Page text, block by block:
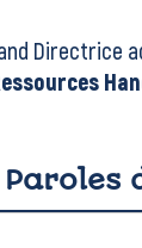
Directrice
Paroles